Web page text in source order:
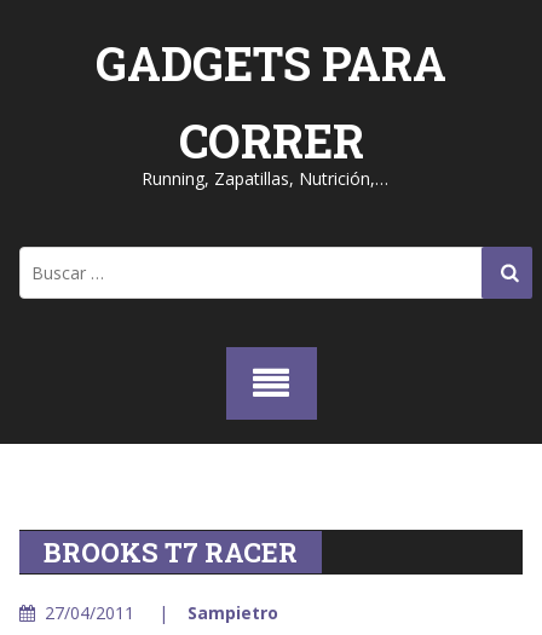
GADGETS PARA
CORRER
Running, Zapatillas, Nutrición,…
BROOKS T7 RACER
27/04/2011 Sampietro